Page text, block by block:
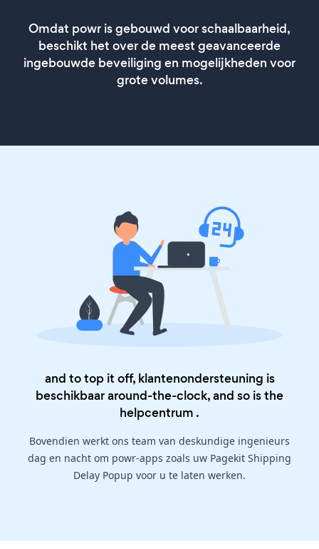
Omdat powr is gebouwd voor schaalbaarheid,
beschikt het over de meest geavanceerde
ingebouwde beveiliging en mogelijkheden voor
grote volumes.
and to top it off, klantenondersteuning is
beschikbaar around-the-clock, and so is the
helpcentrum .
Bovendien werkt ons team van deskundige ingenieurs
dag en nacht om powr-apps zoals uw Pagekit Shipping
Delay Popup voor u te laten werken.